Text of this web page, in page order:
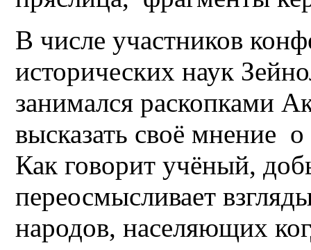
В числе участников
исторических наук
занимался раскопками
высказать своё мнение
Как говорит учёный,
переосмысливает
народов, населяющих